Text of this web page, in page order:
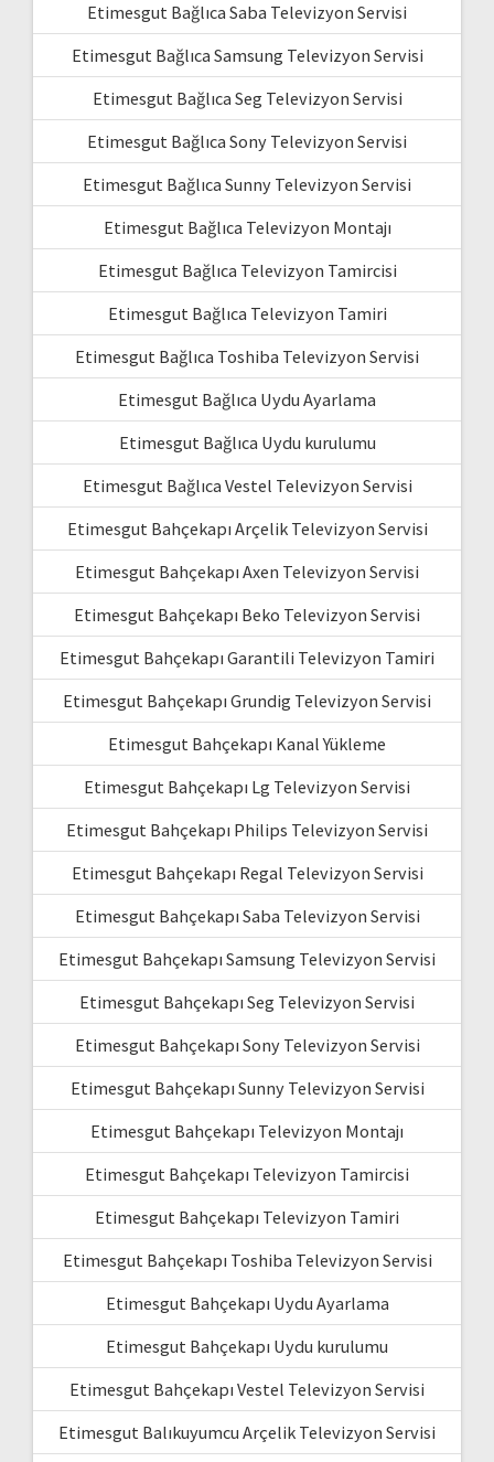
Etimesgut Bağlıca Saba Televizyon Servisi
Etimesgut Bağlıca Samsung Televizyon Servisi
Etimesgut Bağlıca Seg Televizyon Servisi
Etimesgut Bağlıca Sony Televizyon Servisi
Etimesgut Bağlıca Sunny Televizyon Servisi
Etimesgut Bağlıca Televizyon Montajı
Etimesgut Bağlıca Televizyon Tamircisi
Etimesgut Bağlıca Televizyon Tamiri
Etimesgut Bağlıca Toshiba Televizyon Servisi
Etimesgut Bağlıca Uydu Ayarlama
Etimesgut Bağlıca Uydu kurulumu
Etimesgut Bağlıca Vestel Televizyon Servisi
Etimesgut Bahçekapı Arçelik Televizyon Servisi
Etimesgut Bahçekapı Axen Televizyon Servisi
Etimesgut Bahçekapı Beko Televizyon Servisi
Etimesgut Bahçekapı Garantili Televizyon Tamiri
Etimesgut Bahçekapı Grundig Televizyon Servisi
Etimesgut Bahçekapı Kanal Yükleme
Etimesgut Bahçekapı Lg Televizyon Servisi
Etimesgut Bahçekapı Philips Televizyon Servisi
Etimesgut Bahçekapı Regal Televizyon Servisi
Etimesgut Bahçekapı Saba Televizyon Servisi
Etimesgut Bahçekapı Samsung Televizyon Servisi
Etimesgut Bahçekapı Seg Televizyon Servisi
Etimesgut Bahçekapı Sony Televizyon Servisi
Etimesgut Bahçekapı Sunny Televizyon Servisi
Etimesgut Bahçekapı Televizyon Montajı
Etimesgut Bahçekapı Televizyon Tamircisi
Etimesgut Bahçekapı Televizyon Tamiri
Etimesgut Bahçekapı Toshiba Televizyon Servisi
Etimesgut Bahçekapı Uydu Ayarlama
Etimesgut Bahçekapı Uydu kurulumu
Etimesgut Bahçekapı Vestel Televizyon Servisi
Etimesgut Balıkuyumcu Arçelik Televizyon Servisi